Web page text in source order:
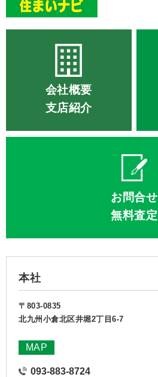
会社概要
支店紹介
お問合せ
無料査定
本社
〒803-0835
北九州小倉北区井堀2丁目6-7
MAP
093-883-8724